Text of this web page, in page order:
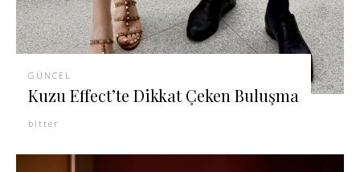
GÜNCEL
Kuzu Effect’te Dikkat Çeken Buluşma
bitter